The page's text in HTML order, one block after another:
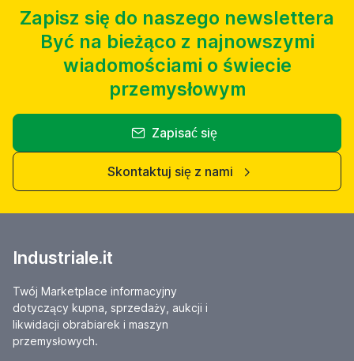
Zapisz się do naszego newslettera
Być na bieżąco z najnowszymi
wiadomościami o świecie
przemysłowym
Zapisać się
Skontaktuj się z nami
Industriale.it
Twój Marketplace informacyjny
dotyczący kupna, sprzedaży, aukcji i
likwidacji obrabiarek i maszyn
przemysłowych.